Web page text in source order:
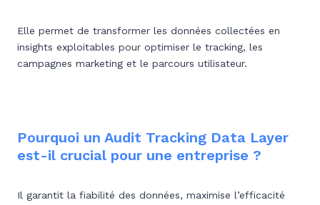
Elle permet de transformer les données collectées en
insights exploitables pour optimiser le tracking, les
campagnes marketing et le parcours utilisateur.
Pourquoi un Audit Tracking Data Layer
est-il crucial pour une entreprise ?
Il garantit la fiabilité des données, maximise l’efficacité